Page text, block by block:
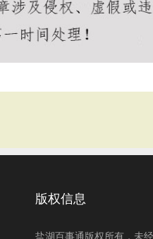
版权信息
盐湖百事通版权所有，未